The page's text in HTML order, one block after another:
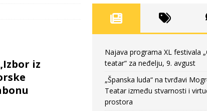
kao traganje za onim što ne možemo do kraja da dokučimo
7. avgust
9. avgust
iz
Najava programa XL festivala
teatar“ za neđelju, 9. avgust
„Španska luda“ na tvrđavi
Teatar između stvarnosti i
prostora